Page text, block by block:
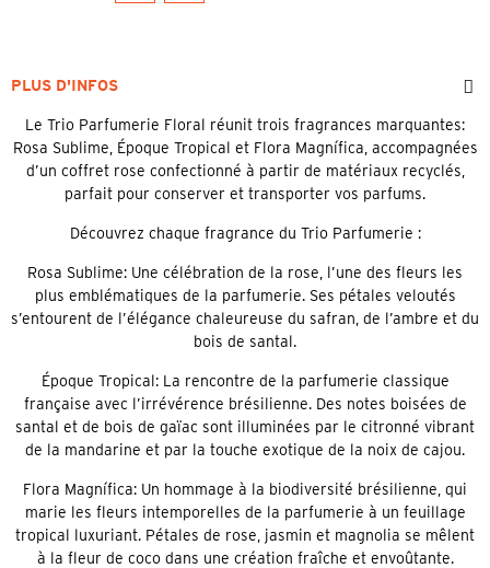
PLUS D'INFOS
Le Trio Parfumerie Floral réunit trois fragrances marquantes:
Rosa Sublime, Époque Tropical et Flora Magnífica, accompagnées
d’un coffret rose confectionné à partir de matériaux recyclés,
parfait pour conserver et transporter vos parfums.
Découvrez chaque fragrance du Trio Parfumerie :
Rosa Sublime: Une célébration de la rose, l’une des fleurs les
plus emblématiques de la parfumerie. Ses pétales veloutés
s’entourent de l’élégance chaleureuse du safran, de l’ambre et du
bois de santal.
Époque Tropical: La rencontre de la parfumerie classique
française avec l’irrévérence brésilienne. Des notes boisées de
santal et de bois de gaïac sont illuminées par le citronné vibrant
de la mandarine et par la touche exotique de la noix de cajou.
Flora Magnífica: Un hommage à la biodiversité brésilienne, qui
marie les fleurs intemporelles de la parfumerie à un feuillage
tropical luxuriant. Pétales de rose, jasmin et magnolia se mêlent
à la fleur de coco dans une création fraîche et envoûtante.